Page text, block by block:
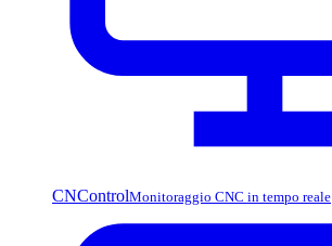
CNControlMonitoraggio CNC in tempo reale